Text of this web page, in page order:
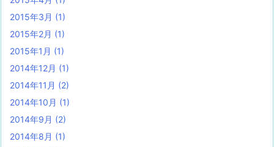
2015年3月 (1)
2015年2月 (1)
2015年1月 (1)
2014年12月 (1)
2014年11月 (2)
2014年10月 (1)
2014年9月 (2)
2014年8月 (1)